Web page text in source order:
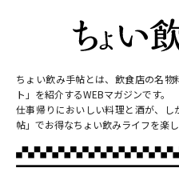
ちょい飲み手帖とは、飲食店の名
ト」を紹介するWEBマガジンです。
仕事帰りにおいしい料理と酒が、
帖」でお得なちょい飲みライフを楽し